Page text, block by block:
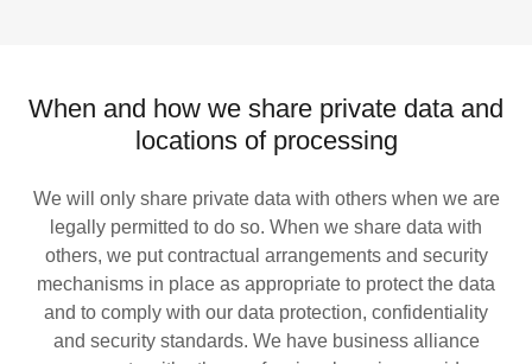
When and how we share private data and
locations of processing
We will only share private data with others when we are
legally permitted to do so. When we share data with
others, we put contractual arrangements and security
mechanisms in place as appropriate to protect the data
and to comply with our data protection, confidentiality
and security standards. We have business alliance